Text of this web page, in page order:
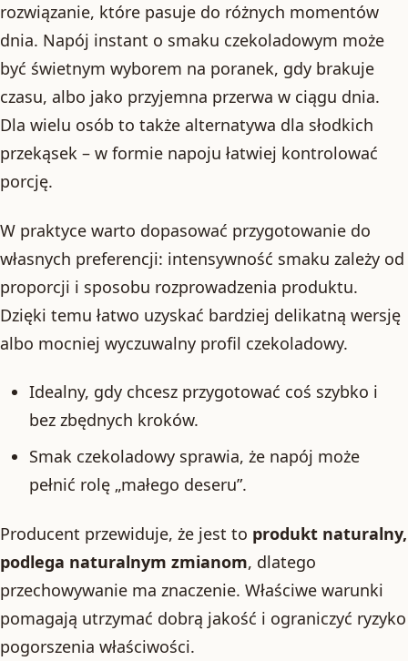
rozwiązanie, które pasuje do różnych momentów
dnia. Napój instant o smaku czekoladowym może
być świetnym wyborem na poranek, gdy brakuje
czasu, albo jako przyjemna przerwa w ciągu dnia.
Dla wielu osób to także alternatywa dla słodkich
przekąsek – w formie napoju łatwiej kontrolować
porcję.
W praktyce warto dopasować przygotowanie do
własnych preferencji: intensywność smaku zależy od
proporcji i sposobu rozprowadzenia produktu.
Dzięki temu łatwo uzyskać bardziej delikatną wersję
albo mocniej wyczuwalny profil czekoladowy.
Idealny, gdy chcesz przygotować coś szybko i
bez zbędnych kroków.
Smak czekoladowy sprawia, że napój może
pełnić rolę „małego deseru”.
Producent przewiduje, że jest to produkt naturalny,
podlega naturalnym zmianom, dlatego
przechowywanie ma znaczenie. Właściwe warunki
pomagają utrzymać dobrą jakość i ograniczyć ryzyko
pogorszenia właściwości.